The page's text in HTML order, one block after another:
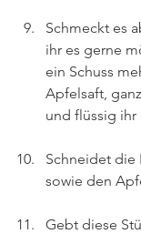
Schmeckt es
ihr es gerne
ein Schuss
Apfelsaft,
und flüssig ihr
Schneidet die
sowie den
Gebt diese